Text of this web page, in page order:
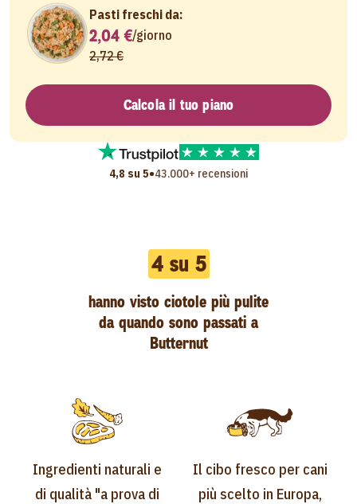
Pasti freschi da:
2,04 €/giorno
2,72 €
Calcola il tuo piano
4,8 su 5•43.000+ recensioni
Ingredienti naturali e
di qualità "a prova di
4 su 5
hanno visto ciotole più pulite
da quando sono passati a
Butternut
Il cibo fresco per cani
più scelto in Europa,